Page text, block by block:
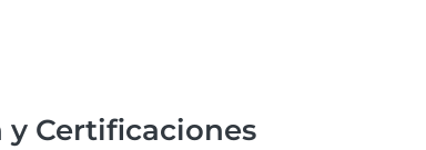
y Certificaciones